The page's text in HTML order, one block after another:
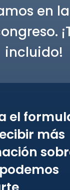
en
incluido!
el
más